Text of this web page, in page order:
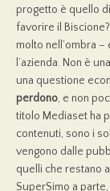
progetto è quello
favorire il
molto nell’ombra
l’azienda. Non è
una questione
perdono, e non
titolo Mediaset ha
contenuti, sono i
vengono dalle
quelli che restano
SuperSimo a